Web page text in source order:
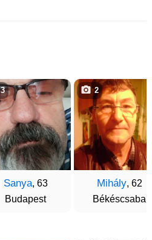
Sanya, 63
Budapest
3
Mihály, 62
Békéscsaba
2